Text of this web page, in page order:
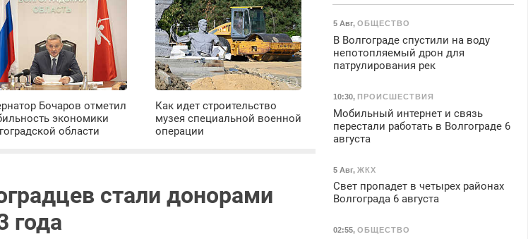
Бочаров отметил
экономики
области
Как идет строительство
музея специальной военной
операции
стали донорами
года
5 Авг, ОБЩЕСТВО
В Волгограде спустили на воду
непотопляемый дрон для
патрулирования рек
10:30, ПРОИСШЕСТВИЯ
Мобильный интернет и связь
перестали работать в Волгограде 6
августа
5 Авг, ЖКХ
Свет пропадет в четырех районах
Волгограда 6 августа
02:55, ОБЩЕСТВО